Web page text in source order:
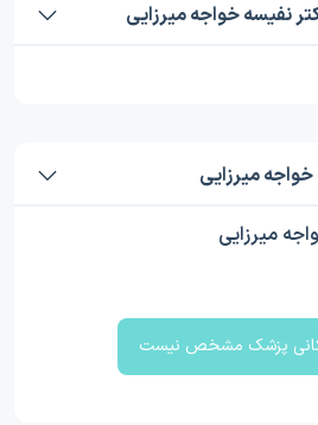
نفیسه خواجه میرزایی
میرزایی
میرزایی
پزشک مشخص نیست